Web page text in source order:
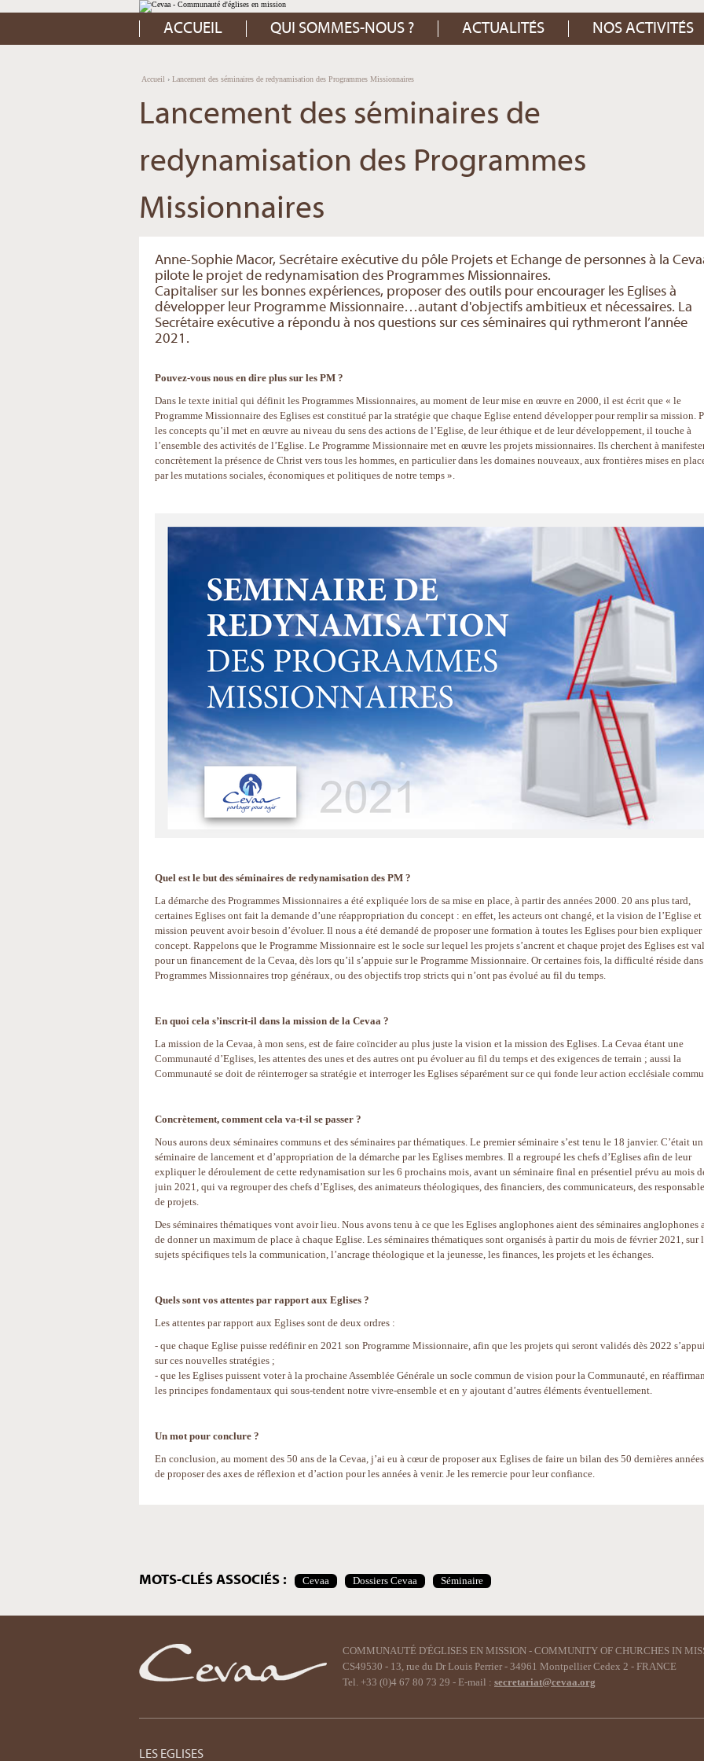
Aller
au
contenu.
Aller
à
Outils
personnels
ACCUEIL QUI SOMMES-NOUS ? ACTUALITÉS NOS ACTIVITÉS
Accueil › Lancement des séminaires de redynamisation des Programmes Missionnaires
Lancement des séminaires de
redynamisation des Programmes
Missionnaires
Anne-Sophie Macor, Secrétaire exécutive du pôle Projets et Echange de personnes à la
pilote le projet de redynamisation des Programmes Missionnaires.
Capitaliser sur les bonnes expériences, proposer des outils pour encourager les Eglises à
développer leur Programme Missionnaire…autant d'objectifs ambitieux et nécessaires. La
Secrétaire exécutive a répondu à nos questions sur ces séminaires qui rythmeront l’année
2021.
Pouvez-vous nous en dire plus sur les PM ?
Dans le texte initial qui définit les Programmes Missionnaires, au moment de leur mise en œuvre en 2000, il est écrit que « le
Programme Missionnaire des Eglises est constitué par la stratégie que chaque Eglise entend développer pour remplir sa mission.
les concepts qu’il met en œuvre au niveau du sens des actions de l’Eglise, de leur éthique et de leur développement, il touche à
l’ensemble des activités de l’Eglise. Le Programme Missionnaire met en œuvre les projets missionnaires. Ils cherchent à
concrètement la présence de Christ vers tous les hommes, en particulier dans les domaines nouveaux, aux frontières mises en
par les mutations sociales, économiques et politiques de notre temps ».
Quel est le but des séminaires de redynamisation des PM ?
La démarche des Programmes Missionnaires a été expliquée lors de sa mise en place, à partir des années 2000. 20 ans plus tard,
certaines Eglises ont fait la demande d’une réappropriation du concept : en effet, les acteurs ont changé, et la vision de l’Eglise et
mission peuvent avoir besoin d’évoluer. Il nous a été demandé de proposer une formation à toutes les Eglises pour bien expliquer
concept. Rappelons que le Programme Missionnaire est le socle sur lequel les projets s’ancrent et chaque projet des Eglises est
pour un financement de la Cevaa, dès lors qu’il s’appuie sur le Programme Missionnaire. Or certaines fois, la difficulté réside dans
Programmes Missionnaires trop généraux, ou des objectifs trop stricts qui n’ont pas évolué au fil du temps.
En quoi cela s’inscrit-il dans la mission de la Cevaa ?
La mission de la Cevaa, à mon sens, est de faire coïncider au plus juste la vision et la mission des Eglises. La Cevaa étant une
Communauté d’Eglises, les attentes des unes et des autres ont pu évoluer au fil du temps et des exigences de terrain ; aussi la
Communauté se doit de réinterroger sa stratégie et interroger les Eglises séparément sur ce qui fonde leur action ecclésiale
Concrètement, comment cela va-t-il se passer ?
Nous aurons deux séminaires communs et des séminaires par thématiques. Le premier séminaire s’est tenu le 18 janvier. C’était un
séminaire de lancement et d’appropriation de la démarche par les Eglises membres. Il a regroupé les chefs d’Eglises afin de leur
expliquer le déroulement de cette redynamisation sur les 6 prochains mois, avant un séminaire final en présentiel prévu au mois
juin 2021, qui va regrouper des chefs d’Eglises, des animateurs théologiques, des financiers, des communicateurs, des
de projets.
Des séminaires thématiques vont avoir lieu. Nous avons tenu à ce que les Eglises anglophones aient des séminaires anglophones
de donner un maximum de place à chaque Eglise. Les séminaires thématiques sont organisés à partir du mois de février 2021, sur
sujets spécifiques tels la communication, l’ancrage théologique et la jeunesse, les finances, les projets et les échanges.
Quels sont vos attentes par rapport aux Eglises ?
Les attentes par rapport aux Eglises sont de deux ordres :
- que chaque Eglise puisse redéfinir en 2021 son Programme Missionnaire, afin que les projets qui seront validés dès 2022
sur ces nouvelles stratégies ;
- que les Eglises puissent voter à la prochaine Assemblée Générale un socle commun de vision pour la Communauté, en
les principes fondamentaux qui sous-tendent notre vivre-ensemble et en y ajoutant d’autres éléments éventuellement.
Un mot pour conclure ?
En conclusion, au moment des 50 ans de la Cevaa, j’ai eu à cœur de proposer aux Eglises de faire un bilan des 50 dernières
de proposer des axes de réflexion et d’action pour les années à venir. Je les remercie pour leur confiance.
MOTS-CLÉS ASSOCIÉS : Cevaa Dossiers Cevaa Séminaire
COMMUNAUTÉ D'ÉGLISES EN MISSION - COMMUNITY OF CHURCHES IN
CS49530 - 13, rue du Dr Louis Perrier - 34961 Montpellier Cedex 2 - FRANCE
Tel. +33 (0)4 67 80 73 29 - E-mail : secretariat@cevaa.org
LES EGLISES